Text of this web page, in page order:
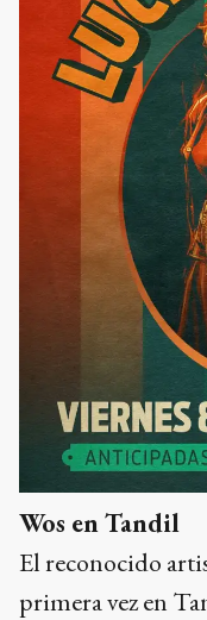
Wos en Tandil
El reconocido
primera vez en